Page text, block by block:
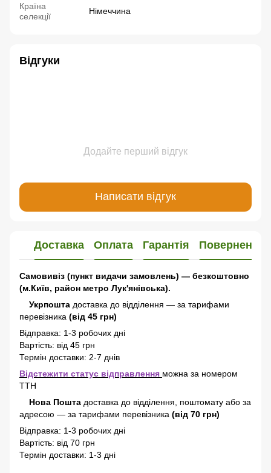
Країна
селекції
Німеччина
Відгуки
Додайте перший відгук
Написати відгук
Доставка Оплата Гарантія Повернення
Самовивіз (пункт видачи замовлень) — безкоштовно
(м.Київ, район метро Лук'янівська).
Укрпошта доставка до відділення — за тарифами
перевізника (від 45 грн)
Відправка: 1-3 робочих дні
Вартість: від 45 грн
Термін доставки: 2-7 днів
Відстежити статус відправлення можна за номером
ТТН
Нова Пошта доставка до відділення, поштомату або за
адресою — за тарифами перевізника (від 70 грн)
Відправка: 1-3 робочих дні
Вартість: від 70 грн
Термін доставки: 1-3 дні